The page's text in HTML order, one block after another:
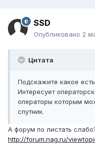
SSD
Опубликовано 2
Цитата
Подскажите какое
Интересует
операторы которым
спутник.
А форум по листать
http://forum.nag.ru/